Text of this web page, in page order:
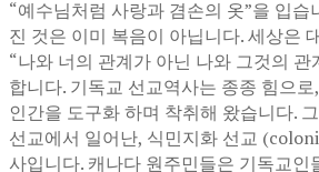
“예수님처럼 사랑과 겸손의 옷”을 입습
진 것은 이미 복음이 아닙니다. 세상은
“나와 너의 관계가 아닌 나와 그것의
합니다. 기독교 선교역사는 종종 힘으
인간을 도구화 하며 착취해 왔습니다.
선교에서 일어난, 식민지화 선교
사입니다. 캐나다 원주민들은 기독교인